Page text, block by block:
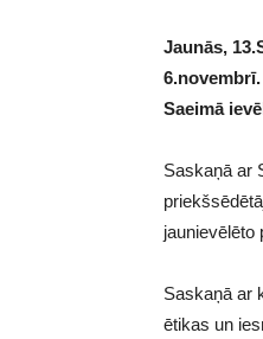
Jaunās,
Saeimā
Saskaņā ar
jaunievēlēto
Saskaņā ar
ētikas un